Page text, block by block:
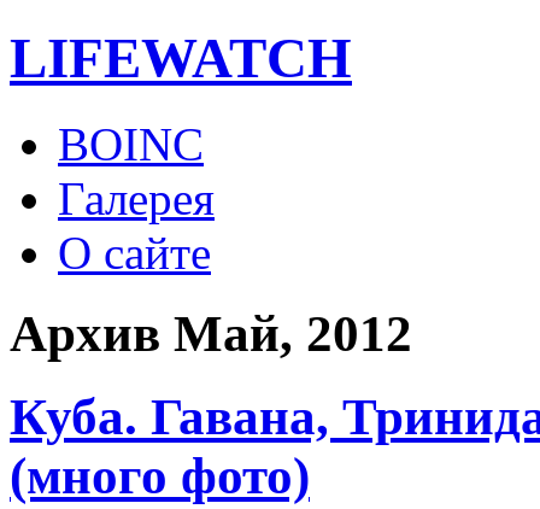
LIFEWATCH
BOINC
Галерея
О сайте
Архив Май, 2012
Куба. Гавана,
(много фото)